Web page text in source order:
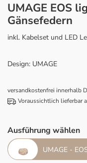
UMAGE EOS
Gänsefedern
inkl. Kabelset und LED
Design: UMAGE
versandkostenfrei innerhalb
Voraussichtlich lieferbar
Ausführung wählen